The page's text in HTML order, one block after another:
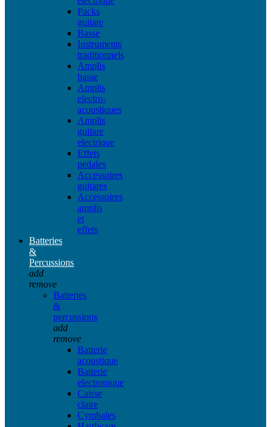
Packs
guitare
Basse
Instruments
traditionnels
Amplis
basse
Amplis
electro-
acoustiques
Amplis
guitare
electrique
Effets
pedales
Accessoires
guitares
Accessoires
amplis
et
effets
Batteries
&
Percussions
add
remove
Batteries
&
percussions
add
remove
Batterie
acoustique
Batterie
electronique
Caisse
claire
Cymbales